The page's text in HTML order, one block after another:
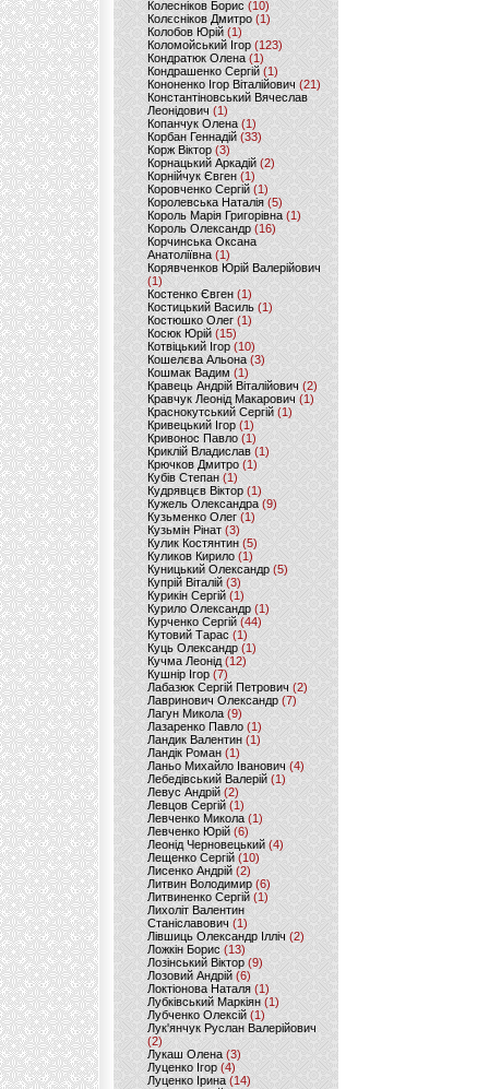
Колесніков Борис (10)
Колєсніков Дмитро (1)
Колобов Юрій (1)
Коломойський Ігор (123)
Кондратюк Олена(1)
Кондрашенко Сергій (1)
Кононенко Ігор Віталійович (21)
Константіновський Вячеслав
Леонідович (1)
Копанчук Олена (1)
Корбан Геннадій (33)
Корж Віктор (3)
Корнацький Аркадій (2)
Корнійчук Євген (1)
Коровченко Сергій (1)
Королевська Наталія(5)
Король Марія Григорівна (1)
Король Олександр (16)
Корчинська Оксана
Анатоліївна (1)
Корявченков Юрій Валерійович
(1)
Костенко Євген (1)
Костицький Василь (1)
Костюшко Олег (1)
Косюк Юрій (15)
Котвіцький Ігор (10)
Кошелєва Альона(3)
Кошмак Вадим (1)
Кравець Андрій Віталійович (2)
Кравчук Леонід Макарович (1)
Краснокутський Сергій (1)
Кривецький Ігор (1)
Кривонос Павло (1)
Криклій Владислав (1)
Крючков Дмитро(1)
Кубів Степан(1)
Кудрявцєв Віктор (1)
Кужель Олександра (9)
Кузьменко Олег (1)
Кузьмін Рінат(3)
Кулик Костянтин(5)
Куликов Кирило (1)
Куницький Олександр (5)
Купрій Віталій (3)
Курикін Сергій(1)
Курило Олександр (1)
Курченко Сергій (44)
Кутовий Тарас (1)
Куць Олександр (1)
Кучма Леонід (12)
Кушнір Ігор(7)
Лабазюк Сергій Петрович (2)
Лавринович Олександр(7)
Лагун Микола(9)
Лазаренко Павло (1)
Ландик Валентин (1)
Ландік Роман (1)
Ланьо Михайло Іванович(4)
Лебедівський Валерій(1)
Левус Андрій(2)
Левцов Сергій (1)
Левченко Микола (1)
Левченко Юрій (6)
Леонід Черновецький (4)
Лещенко Сергій (10)
Лисенко Андрій (2)
Литвин Володимир (6)
Литвиненко Сергій (1)
Лихоліт Валентин
Станіславович (1)
Лівшиць Олександр Ілліч (2)
Ложкін Борис(13)
Лозінський Віктор(9)
Лозовий Андрій (6)
Локтіонова Наталя (1)
Лубківський Маркіян(1)
Лубченко Олексій (1)
Лук'янчук Руслан Валерійович
(2)
Лукаш Олена (3)
Луценко Ігор (4)
Луценко Ірина (14)